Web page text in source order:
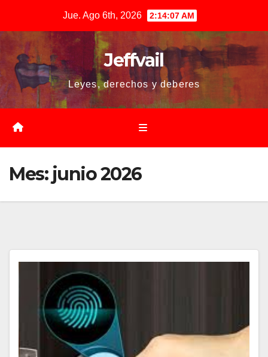
contenido
Jue. Ago 6th, 2026 2:14:08 AM
Jeffvail
Leyes, derechos y deberes
Mes: junio 2026